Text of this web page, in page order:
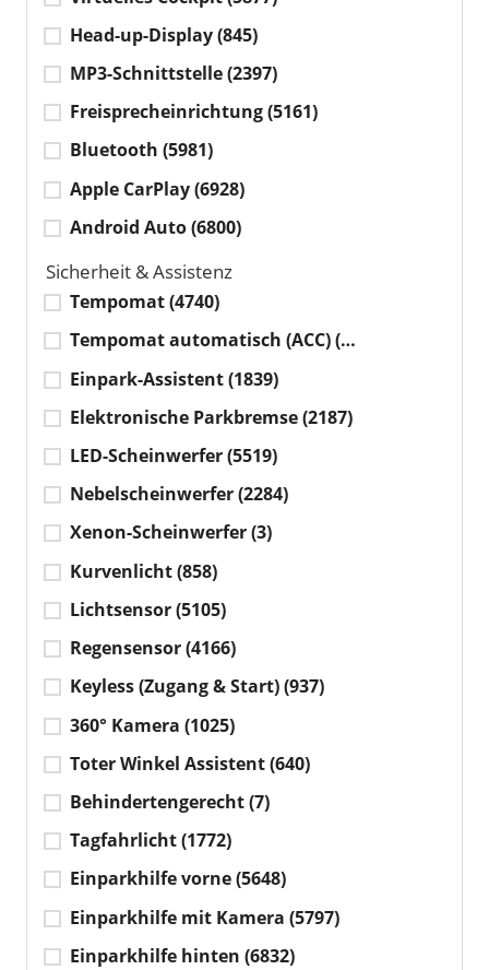
Head-up-Display(845)
MP3-Schnittstelle(2397)
Freisprecheinrichtung(5161)
Bluetooth (5981)
Apple CarPlay(6928)
Android Auto(6800)
Sicherheit & Assistenz
Tempomat(4740)
Tempomat automatisch (ACC)(4463)
Einpark-Assistent(1839)
Elektronische Parkbremse(2187)
LED-Scheinwerfer(5519)
Nebelscheinwerfer(2284)
Xenon-Scheinwerfer(3)
Kurvenlicht(858)
Lichtsensor(5105)
Regensensor(4166)
Keyless (Zugang & Start)(937)
360° Kamera (1025)
Toter Winkel Assistent(640)
Behindertengerecht(7)
Tagfahrlicht(1772)
Einparkhilfe vorne(5648)
Einparkhilfe mit Kamera (5797)
Einparkhilfe hinten (6832)